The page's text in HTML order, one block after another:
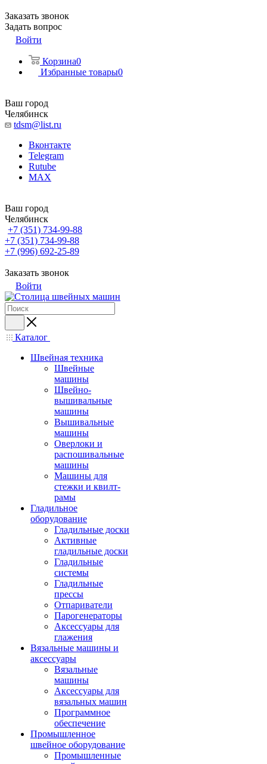
Заказать звонок
Задать вопрос
Войти
Корзина0
Избранные товары0
Ваш город
Челябинск
tdsm@list.ru
Вконтакте
Telegram
Rutube
MAX
Ваш город
Челябинск
+7 (351) 734-99-88
+7 (351) 734-99-88
+7 (996) 692-25-89
Заказать звонок
Войти
Каталог
Швейная техника
Швейные
машины
Швейно-
вышивальные
машины
Вышивальные
машины
Оверлоки и
распошивальные
машины
Машины для
стежки и квилт-
рамы
Гладильное
оборудование
Гладильные доски
Активные
гладильные доски
Гладильные
системы
Гладильные
прессы
Отпариватели
Парогенераторы
Аксессуары для
глажения
Вязальные машины и
аксессуары
Вязальные
машины
Аксессуары для
вязальных машин
Программное
обеспечение
Промышленное
швейное оборудование
Промышленные